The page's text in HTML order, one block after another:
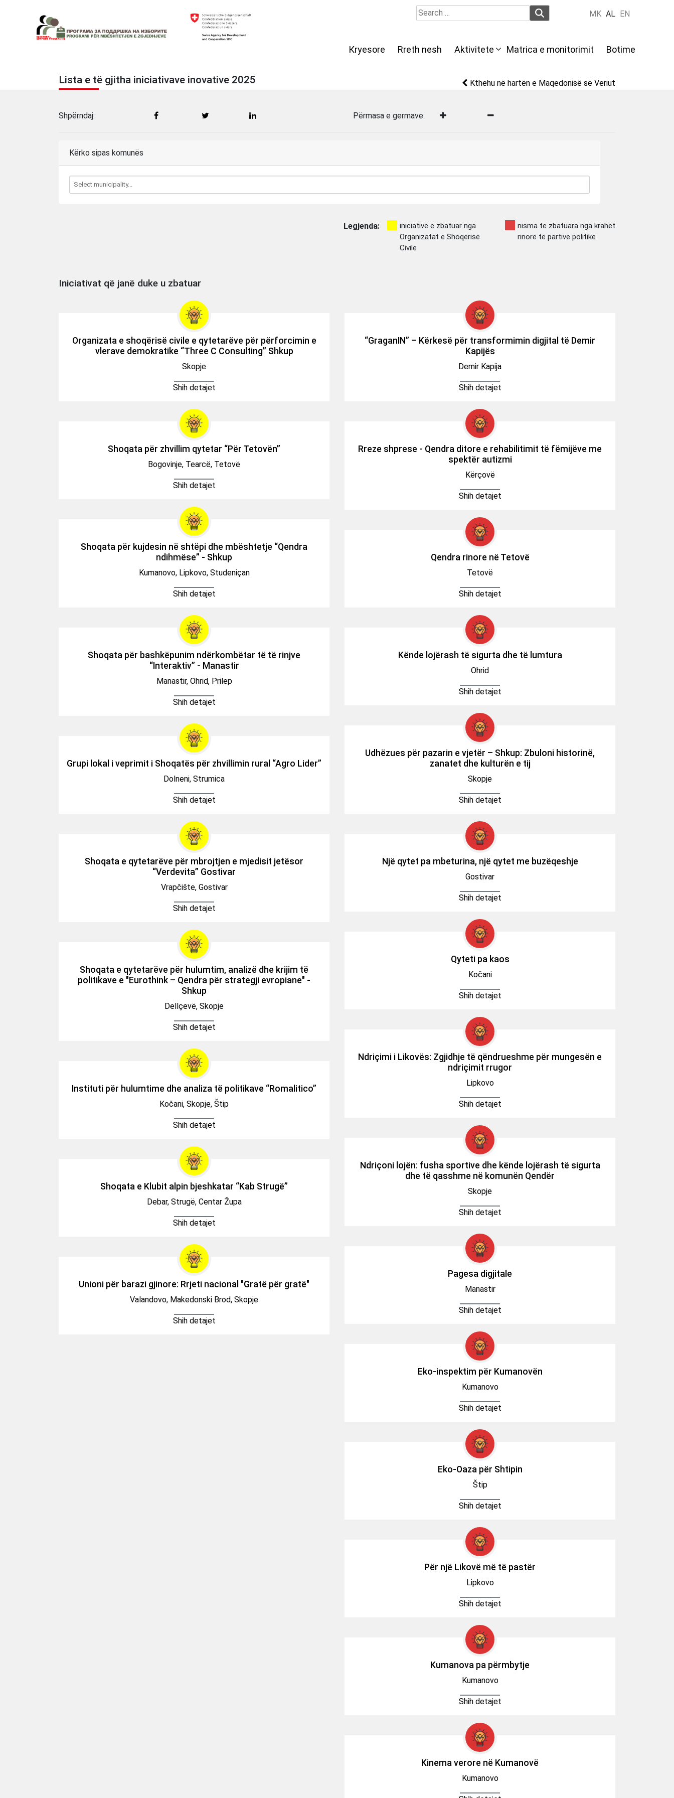
Search
for:
MK AL EN
Кryesore Rreth nesh Aktivitete Мatrica e monitorimit Botime
Lista e të gjitha iniciativave inovative 2025 Kthehu në hartën e Maqedonisë së Veriut
Shpërndaj: Përmasa e germave:
Kërko sipas komunës
Legjenda:
iniciativë e zbatuar nga
Organizatat e Shoqërisë
Civile
nisma të zbatuara nga krahët
rinorë të partive politike
Iniciativat që janë duke u zbatuar
Organizata e shoqërisë civile e qytetarëve për përforcimin e
vlerave demokratike “Three C Consulting” Shkup
Skopje
Shih detajet
Shoqata për zhvillim qytetar “Për Tetovën”
Bogovinje, Tearcë, Tetovë
Shih detajet
Shoqata për kujdesin në shtëpi dhe mbështetje “Qendra
ndihmëse” - Shkup
Kumanovo, Lipkovo, Studeniçan
Shih detajet
Shoqata për bashkëpunim ndërkombëtar të të rinjve
“Interaktiv” - Manastir
Manastir, Ohrid, Prilep
Shih detajet
Grupi lokal i veprimit i Shoqatës për zhvillimin rural “Agro Lider”
Dolneni, Strumica
Shih detajet
Shoqata e qytetarëve për mbrojtjen e mjedisit jetësor
“Verdevita” Gostivar
Vrapčište, Gostivar
Shih detajet
Shoqata e qytetarëve për hulumtim, analizë dhe krijim të
politikave e "Eurothink – Qendra për strategji evropiane" -
Shkup
Dellçevë, Skopje
Shih detajet
Instituti për hulumtime dhe analiza të politikave “Romalitico”
Kočani, Skopje, Štip
Shih detajet
Shoqata e Klubit alpin bjeshkatar “Kab Strugë”
Debar, Strugë, Centar Župa
Shih detajet
Unioni për barazi gjinore: Rrjeti nacional "Gratë për gratë"
Valandovo, Makedonski Brod, Skopje
Shih detajet
“GraganIN” – Kërkesë për transformimin digjital të Demir
Kapijës
Demir Kapija
Shih detajet
Rreze shprese - Qendra ditore e rehabilitimit të fëmijëve me
spektër autizmi
Kërçovë
Shih detajet
Qendra rinore në Tetovë
Tetovë
Shih detajet
Kënde lojërash të sigurta dhe të lumtura
Ohrid
Shih detajet
Udhëzues për pazarin e vjetër – Shkup: Zbuloni historinë,
zanatet dhe kulturën e tij
Skopje
Shih detajet
Një qytet pa mbeturina, një qytet me buzëqeshje
Gostivar
Shih detajet
Qyteti pa kaos
Kočani
Shih detajet
Ndriçimi i Likovës: Zgjidhje të qëndrueshme për mungesën e
ndriçimit rrugor
Lipkovo
Shih detajet
Ndriçoni lojën: fusha sportive dhe kënde lojërash të sigurta
dhe të qasshme në komunën Qendër
Skopje
Shih detajet
Pagesa digjitale
Manastir
Shih detajet
Eko-inspektim për Kumanovën
Kumanovo
Shih detajet
Eko-Oaza për Shtipin
Štip
Shih detajet
Për një Likovë më të pastër
Lipkovo
Shih detajet
Kumanova pa përmbytje
Kumanovo
Shih detajet
Kinema verore në Kumanovë
Kumanovo